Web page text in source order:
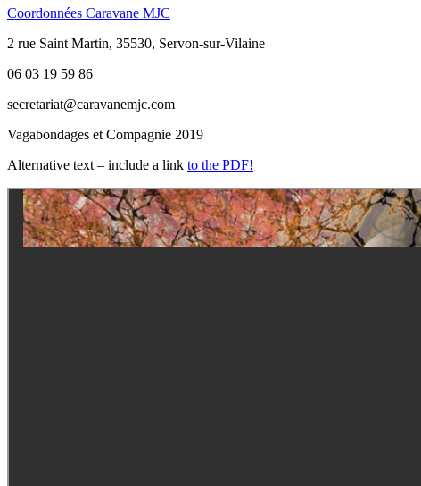
Coordonnées Caravane MJC
2 rue Saint Martin, 35530, Servon-sur-Vilaine
06 03 19 59 86
secretariat@caravanemjc.com
Vagabondages et Compagnie 2019
Alternative text – include a link to the PDF!